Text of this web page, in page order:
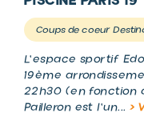
Coups de coeur
L'espace sportif
19ème
22h30 (en fonction
Pailleron est l'un... >